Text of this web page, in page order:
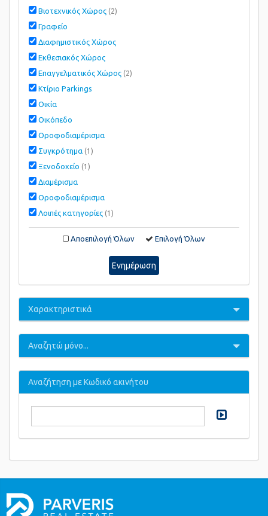
Βιοτεχνικός Χώρος (2)
Γραφείο
Διαφημιστικός Χώρος
Εκθεσιακός Χώρος
Επαγγελματικός Χώρος (2)
Κτίριο Parkings
Οικία
Οικόπεδο
Οροφοδιαμέρισμα
Συγκρότημα (1)
Ξενοδοχείο (1)
Διαμέρισμα
Οροφοδιαμέρισμα
Λοιπές κατηγορίες (1)
Αποεπιλογή Όλων Επιλογή Όλων
Ενημέρωση
Χαρακτηριστικά
Αναζητώ μόνο...
Αναζήτηση με Κωδικό ακινήτου